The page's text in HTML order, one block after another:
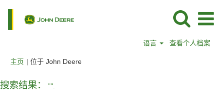
语言 查看个人档案
主页 | 位于 John Deere（当
搜索结果： "".